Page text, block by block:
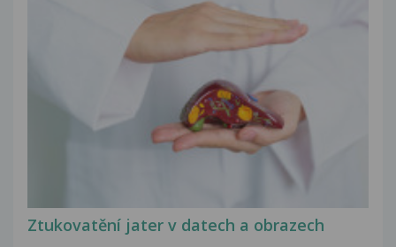
Ztukovatění jater v datech a obrazech